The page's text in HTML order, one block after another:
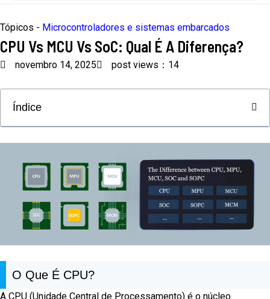
Tópicos - Microcontroladores e sistemas embarcados
CPU Vs MCU Vs SoC: Qual É A Diferença?
novembro 14, 2025 post views：14
Índice
O Que É CPU?
A CPU (Unidade Central de Processamento) é o núcleo